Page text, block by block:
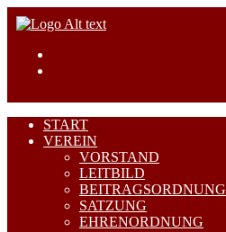
START
VEREIN
VORSTAND
LEITBILD
BEITRAGSORDNUNG
SATZUNG
EHRENORDNUNG